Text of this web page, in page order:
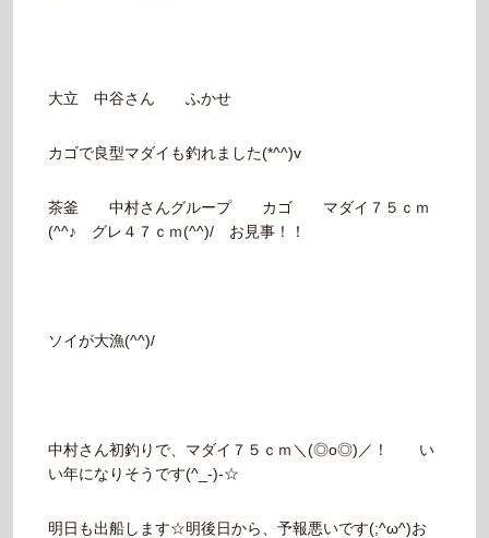
大立 中谷さん ふかせ
カゴで良型マダイも釣れました(*^^)v
茶釜 中村さんグループ カゴ マダイ７５ｃｍ
(^^♪ グレ４７ｃｍ(^^)/ お見事！！
ソイが大漁(^^)/
中村さん初釣りで、マダイ７５ｃｍ＼(◎o◎)／！ い
い年になりそうです(^_-)-☆
明日も出船します☆明後日から、予報悪いです(;^ω^)お